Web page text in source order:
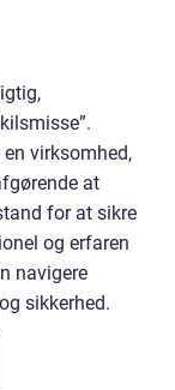
virksomhed,
at
for at sikre
og erfaren
navigere
sikkerhed.